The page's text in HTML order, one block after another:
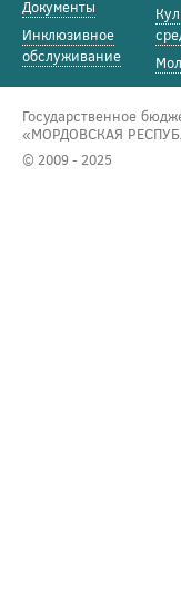
Документы
Инклюзивное
обслуживание
Государственное
«МОРДОВСКАЯ
© 2009 - 2025